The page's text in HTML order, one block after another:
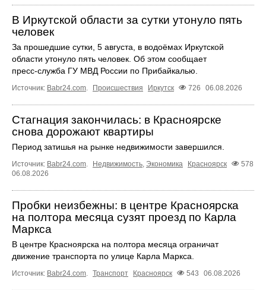
В Иркутской области за сутки утонуло пять
человек
За прошедшие сутки, 5 августа, в водоёмах Иркутской
области утонуло пять человек. Об этом сообщает
пресс‑служба ГУ МВД России по Прибайкалью.
Источник: Babr24.com. Происшествия Иркутск 726 06.08.2026
Стагнация закончилась: в Красноярске
снова дорожают квартиры
Период затишья на рынке недвижимости завершился.
Источник: Babr24.com. Недвижимость, Экономика Красноярск
578
06.08.2026
Пробки неизбежны: в центре Красноярска
на полтора месяца сузят проезд по Карла
Маркса
В центре Красноярска на полтора месяца ограничат
движение транспорта по улице Карла Маркса.
Источник: Babr24.com. Транспорт Красноярск 543 06.08.2026